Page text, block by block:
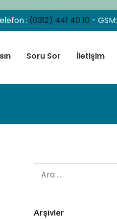
: (0312) 441 40 10 - GSM:
Soru Sor İletişim
Arama:
Arşivler